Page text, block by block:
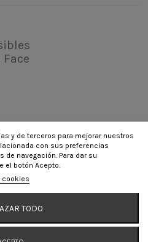
y de terceros para mejorar nuestros
con sus preferencias
navegación. Para dar su
el botón Acepto.
cookies
TODO